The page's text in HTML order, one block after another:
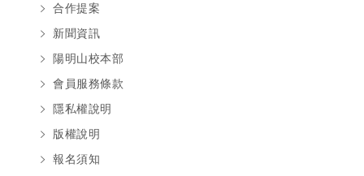
合作提案
新聞資訊
陽明山校本部
會員服務條款
隱私權說明
版權說明
報名須知